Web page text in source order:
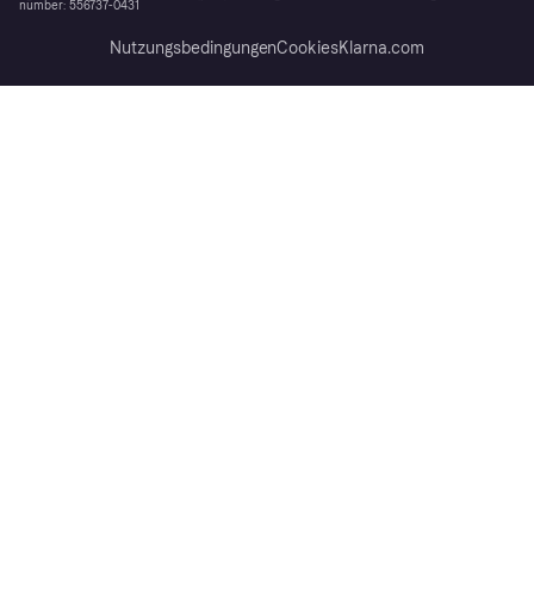
number: 556737-0431
NutzungsbedingungenCookiesKlarna.com